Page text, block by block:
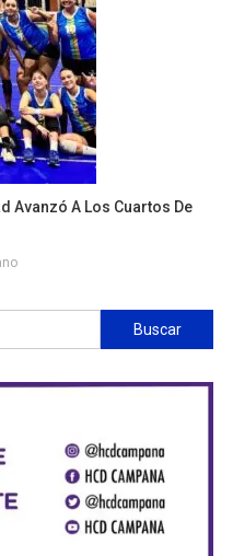
Avanzó A Los Cuartos De
Buscar: